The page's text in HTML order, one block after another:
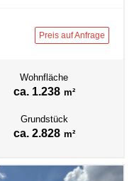
Preis auf Anfrage
Wohnfläche
ca. 1.238 m²
Grundstück
ca. 2.828 m²